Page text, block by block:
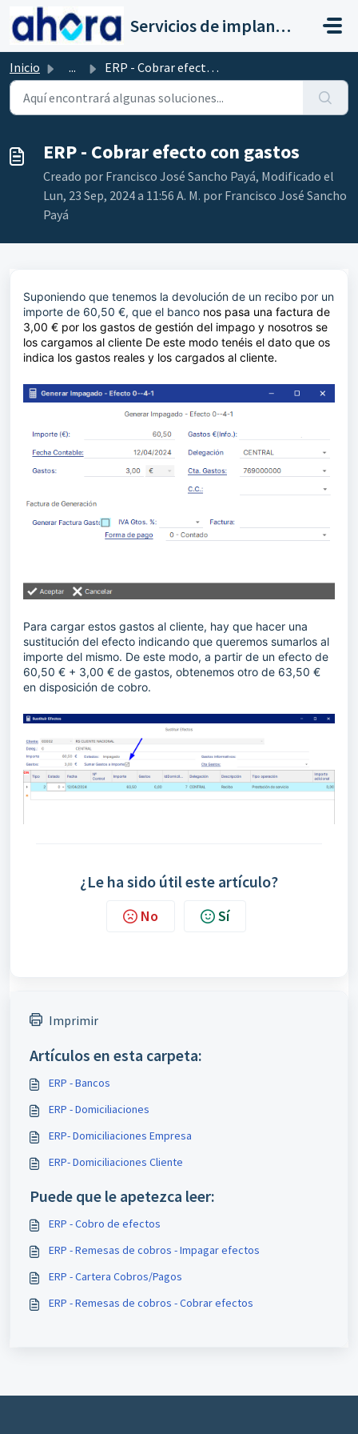
Saltar al contenido principal
Servicios de implantación a clientes de Ahora
Inicio ... ERP - Cobrar efecto con gastos
ERP - Cobrar efecto con gastos
Creado por Francisco José Sancho Payá, Modificado el
Lun, 23 Sep, 2024 a 11:56 A. M. por Francisco José Sancho
Payá
Suponiendo que tenemos la devolución de un recibo por un
importe de 60,50 €, que el banco nos pasa una factura de
3,00 € por los gastos de gestión del impago y nosotros se
los cargamos al cliente De este modo tenéis el dato que os
indica los gastos reales y los cargados al cliente.
Para cargar estos gastos al cliente, hay que hacer una
sustitución del efecto indicando que queremos sumarlos al
importe del mismo. De este modo, a partir de un efecto de
60,50 € + 3,00 € de gastos, obtenemos otro de 63,50 €
en disposición de cobro.
¿Le ha sido útil este artículo?
No Sí
Imprimir
Artículos en esta carpeta:
ERP - Bancos
ERP - Domiciliaciones
ERP- Domiciliaciones Empresa
ERP- Domiciliaciones Cliente
Puede que le apetezca leer:
ERP - Cobro de efectos
ERP - Remesas de cobros - Impagar efectos
ERP - Cartera Cobros/Pagos
ERP - Remesas de cobros - Cobrar efectos